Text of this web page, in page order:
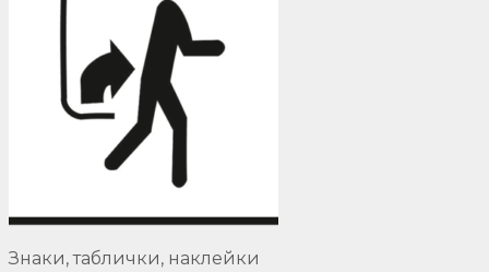
Знаки, таблички, наклейки